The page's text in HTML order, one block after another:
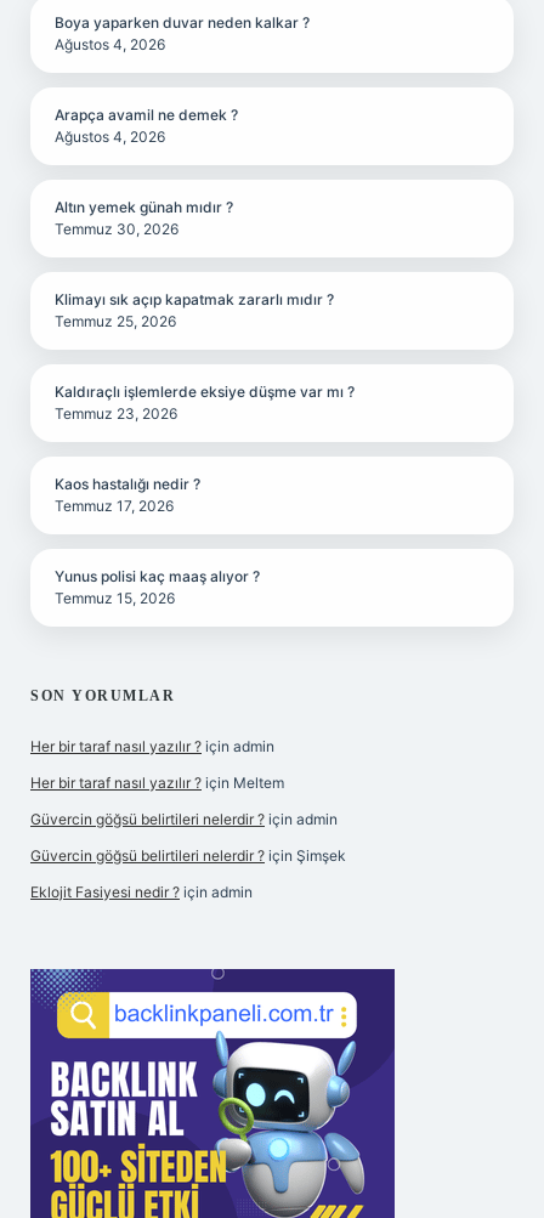
Boya yaparken duvar neden kalkar ?
Ağustos 4, 2026
Arapça avamil ne demek ?
Ağustos 4, 2026
Altın yemek günah mıdır ?
Temmuz 30, 2026
Klimayı sık açıp kapatmak zararlı mıdır ?
Temmuz 25, 2026
Kaldıraçlı işlemlerde eksiye düşme var mı ?
Temmuz 23, 2026
Kaos hastalığı nedir ?
Temmuz 17, 2026
Yunus polisi kaç maaş alıyor ?
Temmuz 15, 2026
SON YORUMLAR
Her bir taraf nasıl yazılır ? için admin
Her bir taraf nasıl yazılır ? için Meltem
Güvercin göğsü belirtileri nelerdir ? için admin
Güvercin göğsü belirtileri nelerdir ? için Şimşek
Eklojit Fasiyesi nedir ? için admin